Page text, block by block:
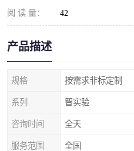
阅 读 量： 42
产品描述
规格 按需求非标定制
系列 智实验
咨询时间 全天
服务范围 全国